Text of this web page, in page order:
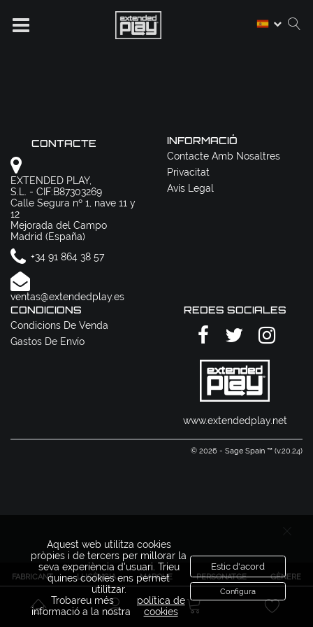
FABRICANT LLICÈNCIA MARQUE PERSONATGE GÈNERE
CONTACTE
EXTENDED PLAY,
S.L. - CIF:B87303269
Calle Segura nº 1, nave 11 y
12
Mejorada del Campo
Madrid (España)
+34 91 864 38 57
ventas@extendedplay.es
INFORMACIÓ
Contacte Amb Nosaltres
Privacitat
Avís Legal
CONDICIONS
Condicions De Venda
Gastos De Envío
REDES SOCIALES
www.extendedplay.net
© 2026 - Sage Spain ™ (v.20.24)
Aquest web utilitza cookies
pròpies i de tercers per millorar la
seva experiència d'usuari. Trieu
quines cookies ens permet
utilitzar.
Trobareu més
informació a la nostra
política de
cookies
Estic d'acord
Configura